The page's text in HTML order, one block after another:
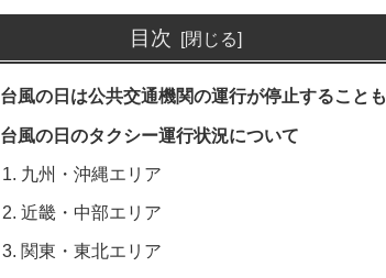
目次
台風の日は公共交通機関の運行が停止することも
台風の日のタクシー運行状況について
九州・沖縄エリア
近畿・中部エリア
関東・東北エリア